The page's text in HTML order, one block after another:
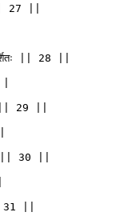
27 ||
|| 28 ||
29 ||
|| 30 ||
31 ||